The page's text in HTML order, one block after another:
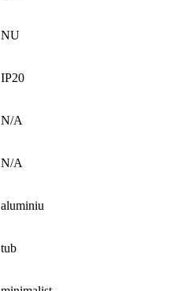
NU
IP20
N/A
N/A
aluminiu
tub